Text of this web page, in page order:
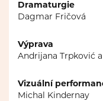
Dramaturgie
Dagmar Fričová
Výprava
Andrijana Trpković
Vizuální
Michal Kindernay